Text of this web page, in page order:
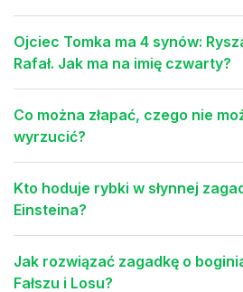
Ojciec Tomka ma 4 synów:
Rafał. Jak ma na imię czwarty?
Co można złapać, czego nie
wyrzucić?
Kto hoduje rybki w słynnej
Einsteina?
Jak rozwiązać zagadkę o
Fałszu i Losu?